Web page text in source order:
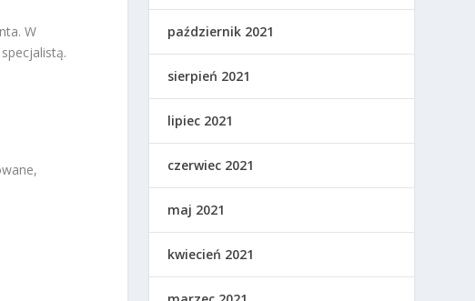
W
październik 2021
sierpień 2021
lipiec 2021
czerwiec 2021
maj 2021
kwiecień 2021